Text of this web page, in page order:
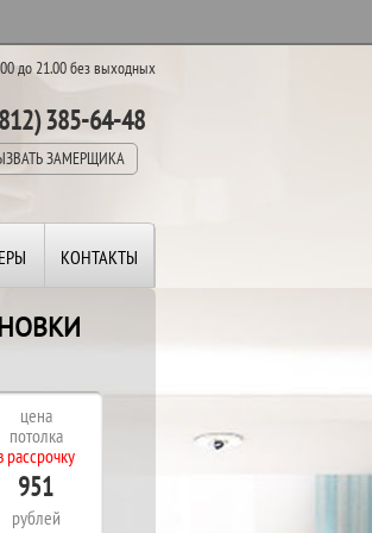
до 21.00 без выходных
385-64-48
ЗАМЕРЩИКА
КОНТАКТЫ
цена
потолка
рассрочку
951
рублей